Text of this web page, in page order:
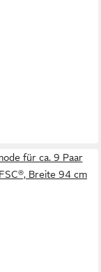
für ca. 9 Paar
Breite 94 cm